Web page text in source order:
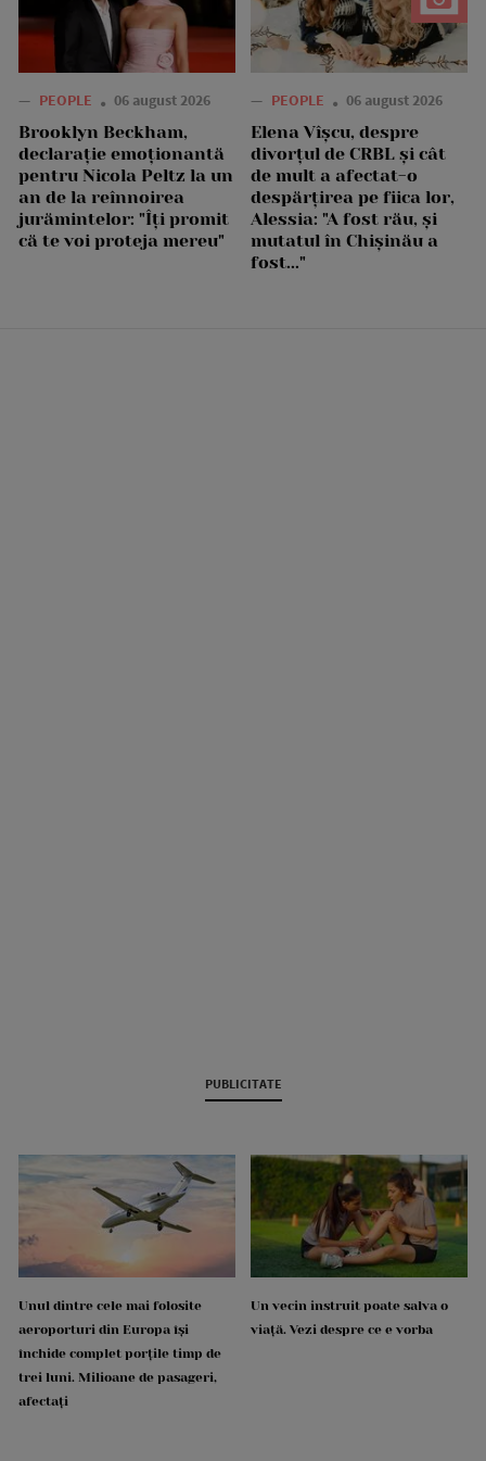
— PEOPLE 06 august 2026
Brooklyn Beckham,
declarație emoționantă
pentru Nicola Peltz la un
an de la reînnoirea
jurămintelor: "Îți promit
că te voi proteja mereu"
— PEOPLE 06 august 2026
Elena Vîșcu, despre
divorțul de CRBL și cât
de mult a afectat-o
despărțirea pe fiica lor,
Alessia: "A fost rău, și
mutatul în Chișinău a
fost..."
PUBLICITATE
Unul dintre cele mai folosite
aeroporturi din Europa își
închide complet porțile timp de
trei luni. Milioane de pasageri,
afectați
Un vecin instruit poate salva o
viață. Vezi despre ce e vorba